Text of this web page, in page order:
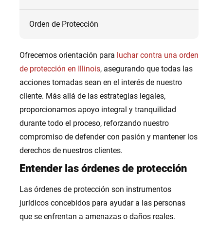
Orden de Protección
Ofrecemos orientación para luchar contra una orden
de protección en Illinois, asegurando que todas las
acciones tomadas sean en el interés de nuestro
cliente. Más allá de las estrategias legales,
proporcionamos apoyo integral y tranquilidad
durante todo el proceso, reforzando nuestro
compromiso de defender con pasión y mantener los
derechos de nuestros clientes.
Entender las órdenes de protección
Las órdenes de protección son instrumentos
jurídicos concebidos para ayudar a las personas
que se enfrentan a amenazas o daños reales.